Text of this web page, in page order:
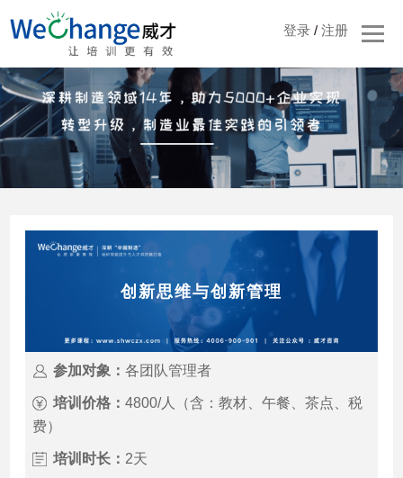
登录/ 注册
创新思维与创新管理
参加对象：各团队管理者
培训价格：4800/人（含：教材、午餐、茶点、税
费）
培训时长： 2天